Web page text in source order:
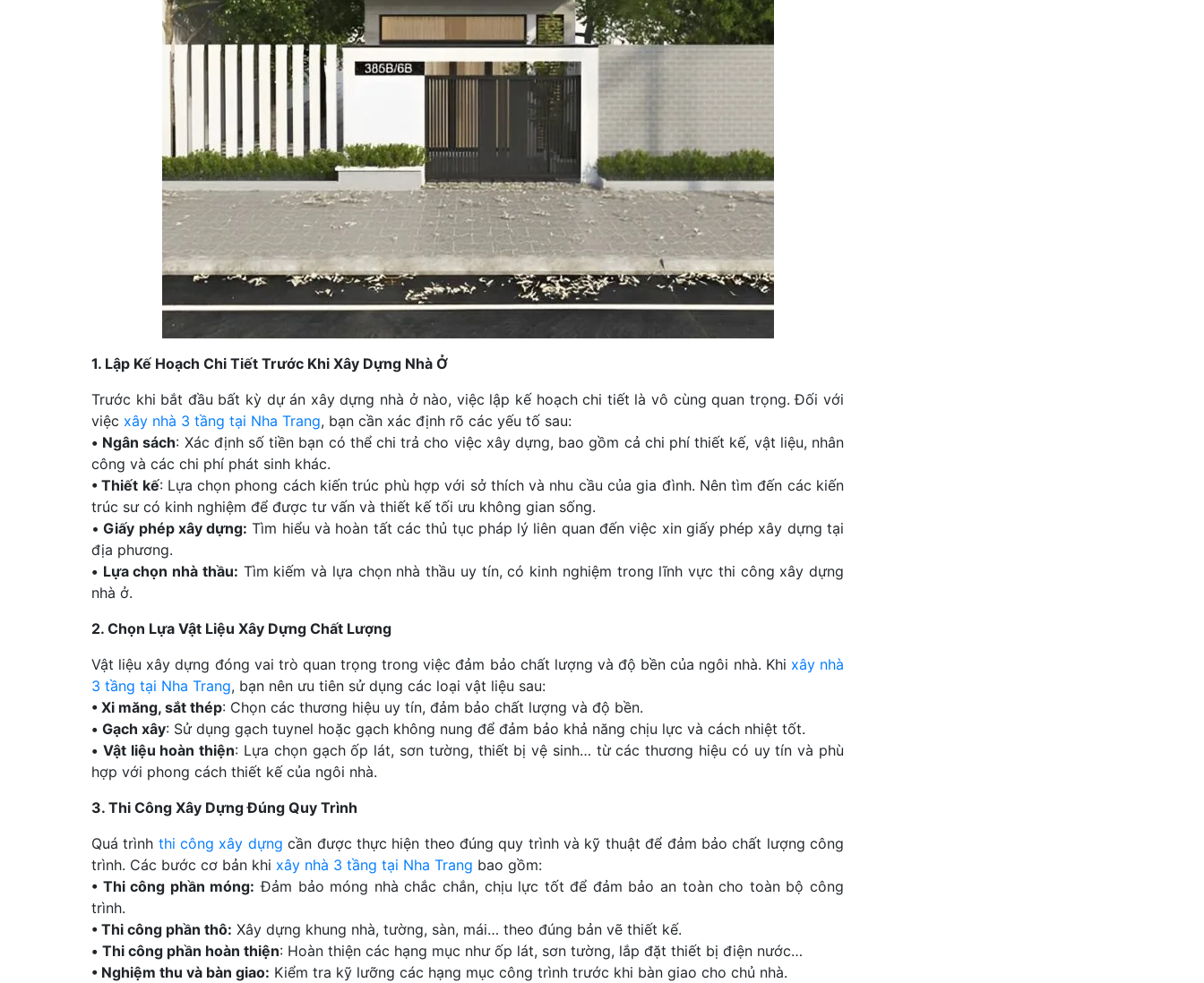
1. Lập Kế Hoạch Chi Tiết Trước Khi Xây Dựng Nhà Ở
Trước khi bắt đầu bất kỳ dự án xây dựng nhà ở nào, việc lập kế hoạch chi tiết là vô cùng quan trọng. Đối với
việc xây nhà 3 tầng tại Nha Trang, bạn cần xác định rõ các yếu tố sau:
• Ngân sách: Xác định số tiền bạn có thể chi trả cho việc xây dựng, bao gồm cả chi phí thiết kế, vật liệu, nhân
công và các chi phí phát sinh khác.
• Thiết kế: Lựa chọn phong cách kiến trúc phù hợp với sở thích và nhu cầu của gia đình. Nên tìm đến các kiến
trúc sư có kinh nghiệm để được tư vấn và thiết kế tối ưu không gian sống.
• Giấy phép xây dựng: Tìm hiểu và hoàn tất các thủ tục pháp lý liên quan đến việc xin giấy phép xây dựng tại
địa phương.
• Lựa chọn nhà thầu: Tìm kiếm và lựa chọn nhà thầu uy tín, có kinh nghiệm trong lĩnh vực thi công xây dựng
nhà ở.
2. Chọn Lựa Vật Liệu Xây Dựng Chất Lượng
Vật liệu xây dựng đóng vai trò quan trọng trong việc đảm bảo chất lượng và độ bền của ngôi nhà. Khi xây nhà
3 tầng tại Nha Trang, bạn nên ưu tiên sử dụng các loại vật liệu sau:
• Xi măng, sắt thép: Chọn các thương hiệu uy tín, đảm bảo chất lượng và độ bền.
• Gạch xây: Sử dụng gạch tuynel hoặc gạch không nung để đảm bảo khả năng chịu lực và cách nhiệt tốt.
• Vật liệu hoàn thiện: Lựa chọn gạch ốp lát, sơn tường, thiết bị vệ sinh… từ các thương hiệu có uy tín và phù
hợp với phong cách thiết kế của ngôi nhà.
3. Thi Công Xây Dựng Đúng Quy Trình
Quá trình thi công xây dựng cần được thực hiện theo đúng quy trình và kỹ thuật để đảm bảo chất lượng công
trình. Các bước cơ bản khi xây nhà 3 tầng tại Nha Trang bao gồm:
• Thi công phần móng: Đảm bảo móng nhà chắc chắn, chịu lực tốt để đảm bảo an toàn cho toàn bộ công
trình.
• Thi công phần thô: Xây dựng khung nhà, tường, sàn, mái… theo đúng bản vẽ thiết kế.
• Thi công phần hoàn thiện: Hoàn thiện các hạng mục như ốp lát, sơn tường, lắp đặt thiết bị điện nước…
• Nghiệm thu và bàn giao: Kiểm tra kỹ lưỡng các hạng mục công trình trước khi bàn giao cho chủ nhà.